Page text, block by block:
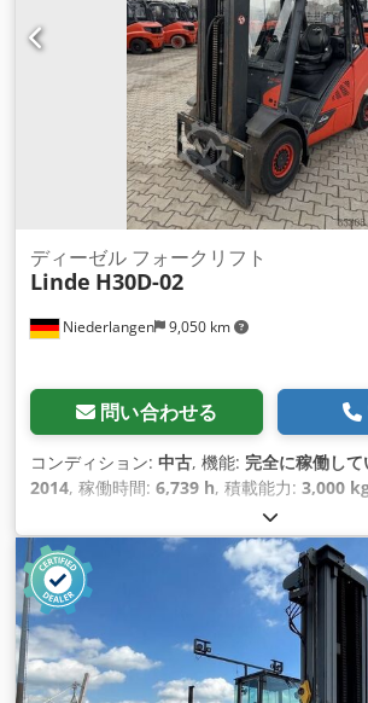
Niederlangen 9,050 km
ディーゼル フォークリフト
Linde H30D-02
問い合わせる
コンディション: 中古, 機能: 完全に稼働し
2014, 稼働時間: 6,739 h, 積載能力: 3,000
, フリーリフト:2,074 mm
ーゼル, マスト型式:トリプレックス, 建設
ークキャリッジ幅:
1,150 mm, 駆動方式: